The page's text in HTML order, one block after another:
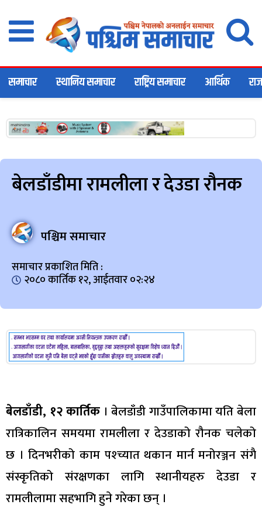
समाचार स्थानिय समाचार राष्ट्रिय समाचार आर्थिक
बेलडाँडीमा रामलीला र देउडा रौनक
पश्चिम समाचार
समाचार प्रकाशित मिति :
२०८० कार्तिक १२, आईतवार ०२:२४
बेलडाँडी, १२ कार्तिक । बेलडाँडी गाउँपालिकामा यति बेला
रात्रिकालिन समयमा रामलीला र देउडाको रौनक चलेको
छ । दिनभरीको काम पश्च्यात थकान मार्न मनोरञ्जन संगै
संस्कृतिको संरक्षणका लागि स्थानीयहरु देउडा र
रामलीलामा सहभागि हुने गरेका छन् ।